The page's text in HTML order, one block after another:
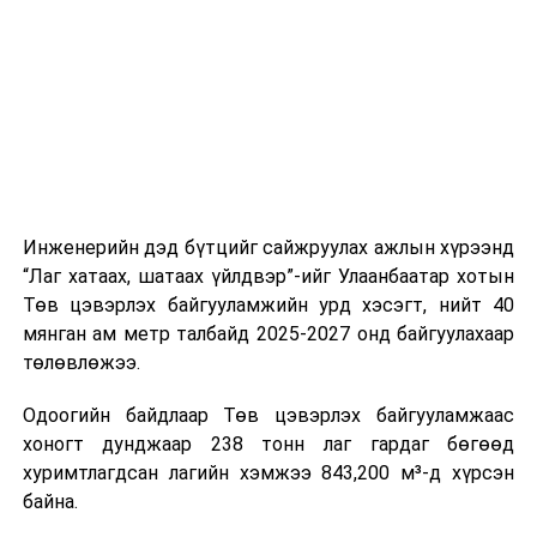
өдөр тутмын ажлын бэлэн байдлыг хангах зэрэг
практик ур чадварыг сургалтын хөтөлбөрт тусгажээ.
Сургалтыг танилцуулах лекц, асуулт-хариулт,
жишээнд суурилсан сургалт, багаар ажиллах дасгал,
танилцах, онцгой нөхцөлд ажиллах дадлага зэрэг
онол, практик хосолсон хэлбэрээр зохион байгуулж
байна.
Инженерийн дэд бүтцийг сайжруулах ажлын хүрээнд
“Лаг хатаах, шатаах үйлдвэр”-ийг Улаанбаатар хотын
Төв цэвэрлэх байгууламжийн урд хэсэгт, нийт 40
мянган ам метр талбайд 2025-2027 онд байгуулахаар
төлөвлөжээ.
Одоогийн байдлаар Төв цэвэрлэх байгууламжаас
хоногт дунджаар 238 тонн лаг гардаг бөгөөд
хуримтлагдсан лагийн хэмжээ 843,200 м³-д хүрсэн
байна.